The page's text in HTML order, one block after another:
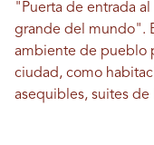
"Puerta de entrada
grande del mundo".
ambiente de pueblo
ciudad, como
asequibles, suites